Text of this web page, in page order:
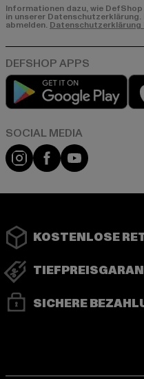
Informationen dazu, wie
in unserer
abmelden. Datenschutzerklärung
Instagram
FacebookYouTube
KOSTENLOSE
SICHERE